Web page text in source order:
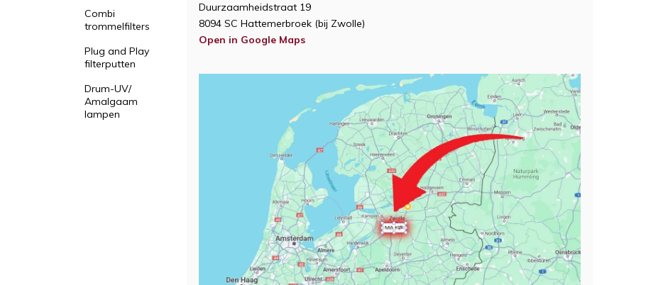
Combi
trommelfilters
Plug and Play
filterputten
Drum-UV/
Amalgaam
lampen
Duurzaamheidstraat 19
8094 SC Hattemerbroek (bij Zwolle)
Open in Google Maps